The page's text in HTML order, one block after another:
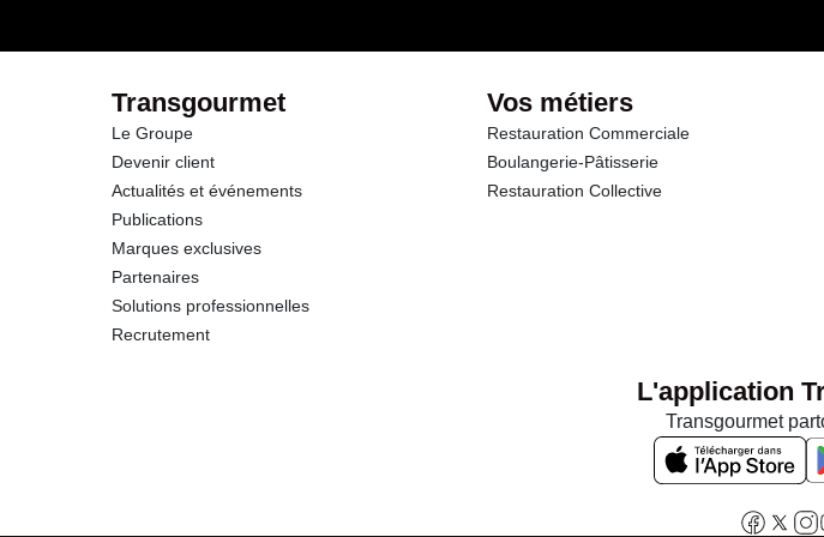
Transgourmet
Le Groupe
Devenir client
Actualités et événements
Publications
Marques exclusives
Partenaires
Solutions professionnelles
Recrutement
Vos métiers
Restauration Commerciale
Boulangerie-Pâtisserie
Restauration Collective
L'application
Transgourmet